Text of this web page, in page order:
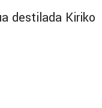
destilada Kiriko